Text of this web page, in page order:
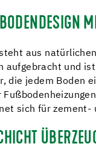
aus
aufgebracht und
die jedem Boden
sich für zement-